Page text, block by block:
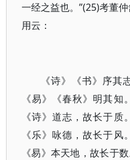
一经之益也。”(25)考董
用云：
《诗》《书》序其
《易》《春秋》明其知
《诗》道志，故长于质
《乐》咏德，故长于风
《易》本天地，故长于